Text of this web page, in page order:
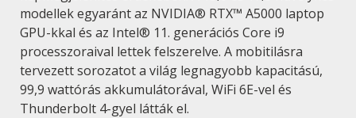
modellek egyaránt az NVIDIA® RTX™ A5000 laptop
GPU-kkal és az Intel® 11. generációs Core i9
processzoraival lettek felszerelve. A mobitilásra
tervezett sorozatot a világ legnagyobb kapacitású,
99,9 wattórás akkumulátorával, WiFi 6E-vel és
Thunderbolt 4-gyel látták el.